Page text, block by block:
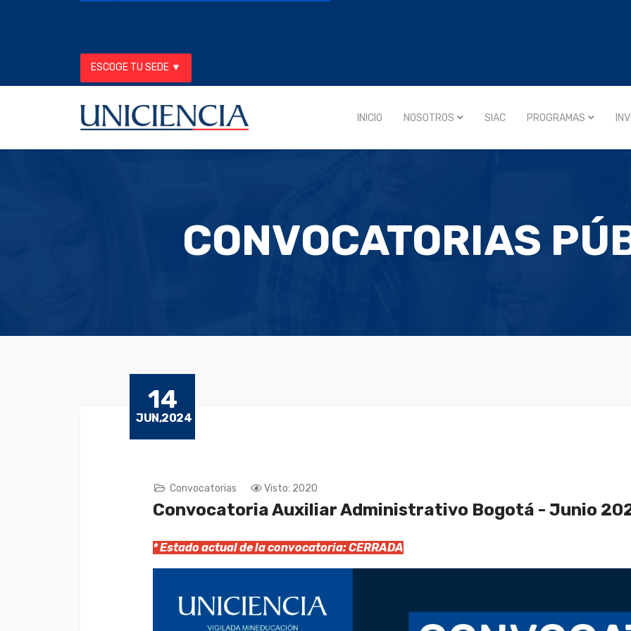
ESCOGE TU SEDE ▼
INICIO NOSOTROS SIAC PROGRAMAS
CONVOCATORIAS
14
JUN,2024
Convocatorias Visto: 2020
Convocatoria Auxiliar Administrativo Bogotá - Junio
* Estado actual de la convocatoria: CERRADA